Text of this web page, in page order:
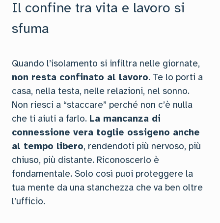
Il confine tra vita e lavoro si
sfuma
Quando l’isolamento si infiltra nelle giornate,
non resta confinato al lavoro. Te lo porti a
casa, nella testa, nelle relazioni, nel sonno.
Non riesci a “staccare” perché non c’è nulla
che ti aiuti a farlo. La mancanza di
connessione vera toglie ossigeno anche
al tempo libero, rendendoti più nervoso, più
chiuso, più distante. Riconoscerlo è
fondamentale. Solo così puoi proteggere la
tua mente da una stanchezza che va ben oltre
l’ufficio.